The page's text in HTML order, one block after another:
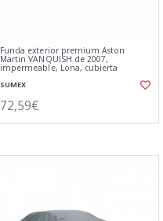
Funda exterior premium Aston
Martin VANQUISH de 2007,
impermeable, Lona, cubierta
SUMEX
72,59€